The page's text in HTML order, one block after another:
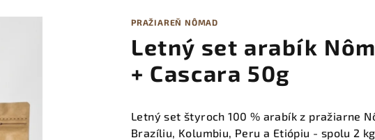
PRAŽIAREŇ NÔMAD
Letný set arabík
+ Cascara 50g
Letný set štyroch 100 % arabík z pražiarne
Brazíliu, Kolumbiu, Peru a Etiópiu - spolu 2